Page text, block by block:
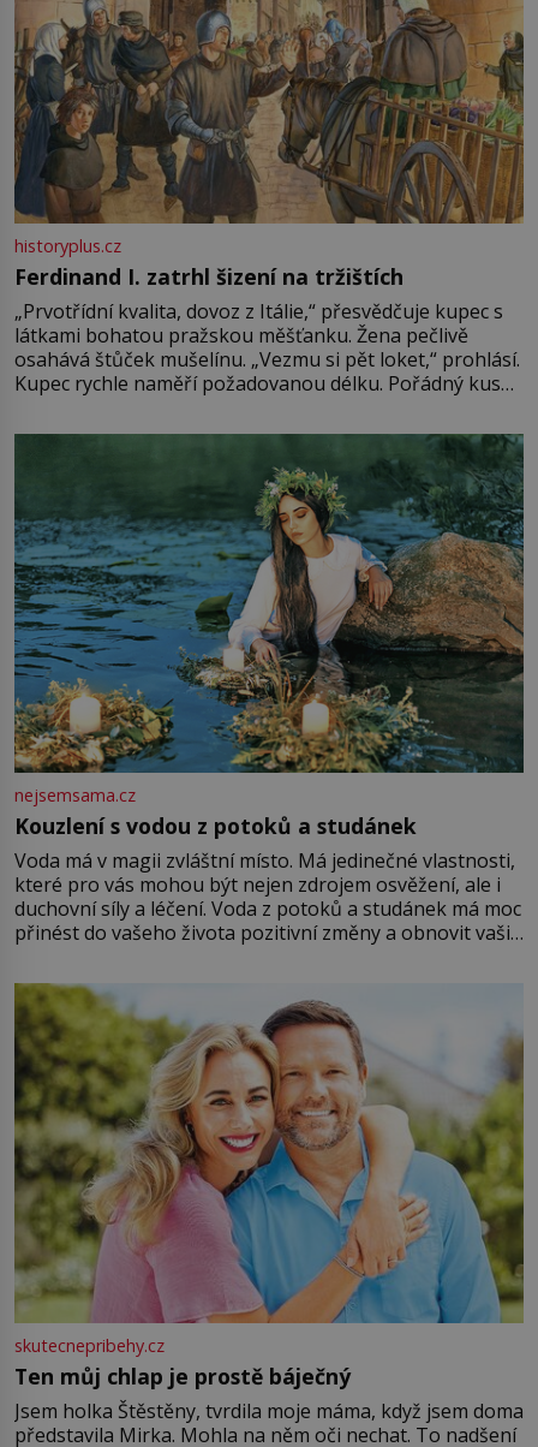
historyplus.cz
Ferdinand I. zatrhl šizení na tržištích
„Prvotřídní kvalita, dovoz z Itálie,“ přesvědčuje kupec s
látkami bohatou pražskou měšťanku. Žena pečlivě
osahává štůček mušelínu. „Vezmu si pět loket,“ prohlásí.
Kupec rychle naměří požadovanou délku. Pořádný kus
milostpaní. Stačí jenom na sukni,“ zhodnotí švadlena
množství růžového mušelínu. „Ošidili vás, podívejte.“
Vezme do ruky dřevěnou
nejsemsama.cz
Kouzlení s vodou z potoků a studánek
Voda má v magii zvláštní místo. Má jedinečné vlastnosti,
které pro vás mohou být nejen zdrojem osvěžení, ale i
duchovní síly a léčení. Voda z potoků a studánek má moc
přinést do vašeho života pozitivní změny a obnovit vaši
můžete obohatit své rituály a přinést do svého života
větší harmonii a klid. Je důležité
skutecnepribehy.cz
Ten můj chlap je prostě báječný
Jsem holka Štěstěny, tvrdila moje máma, když jsem doma
představila Mirka. Mohla na něm oči nechat. To nadšení